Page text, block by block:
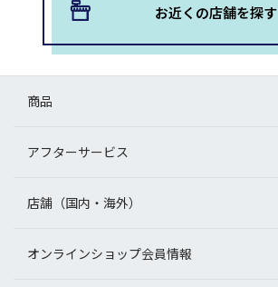
お近くの店舗を探す
商品
アフターサービス
店舗（国内・海外）
オンラインショップ会員情報